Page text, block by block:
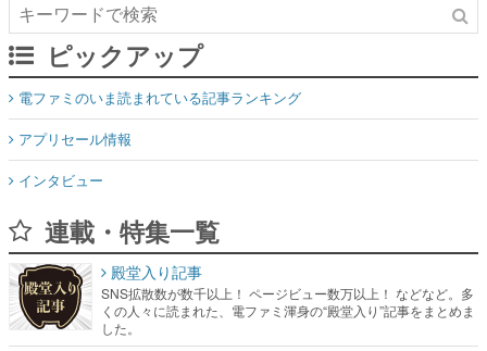
ピックアップ
電ファミのいま読まれている記事ランキング
アプリセール情報
インタビュー
連載・特集一覧
殿堂入り記事
SNS拡散数が数千以上！ ページビュー数万以上！ などなど。多
くの人々に読まれた、電ファミ渾身の“殿堂入り”記事をまとめま
した。